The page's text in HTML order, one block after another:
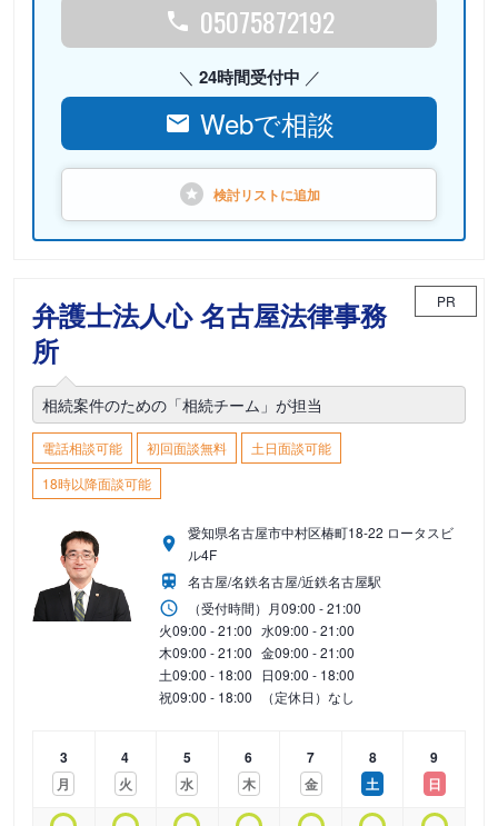
05075872192
24時間受付中
Webで相談
検討リストに追加
弁護士法人心 名古屋法律事務
所
PR
相続案件のための「相続チーム」が担当
電話相談可能 初回面談無料
土日面談可能
18時以降面談可能
愛知県名古屋市中村区椿町18-22 ロータスビ
ル4F
名古屋/名鉄名古屋/近鉄名古屋駅
（受付時間） 月09:00 - 21:00
火09:00 - 21:00 水09:00 - 21:00
木09:00 - 21:00 金09:00 - 21:00
土09:00 - 18:00 日09:00 - 18:00
祝09:00 - 18:00 （定休日）なし
3
月
4
火
5
水
6
木
7
金
8
土
9
日